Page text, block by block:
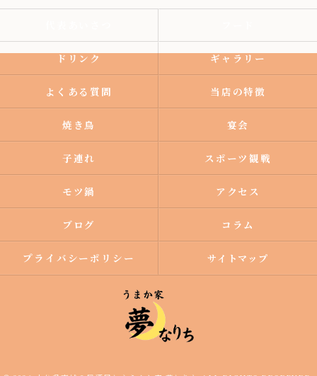
ドリンク ギャラリー
よくある質問 当店の特徴
焼き鳥 宴会
子連れ スポーツ観戦
モツ鍋 アクセス
ブログ コラム
プライバシーポリシー サイトマップ